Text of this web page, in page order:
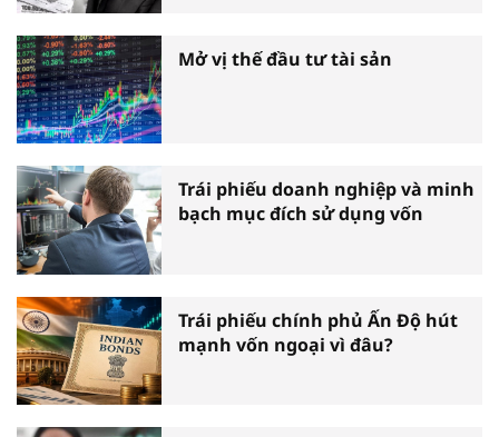
Mở vị thế đầu tư tài sản
Trái phiếu doanh nghiệp và minh
bạch mục đích sử dụng vốn
Trái phiếu chính phủ Ấn Độ hút
mạnh vốn ngoại vì đâu?